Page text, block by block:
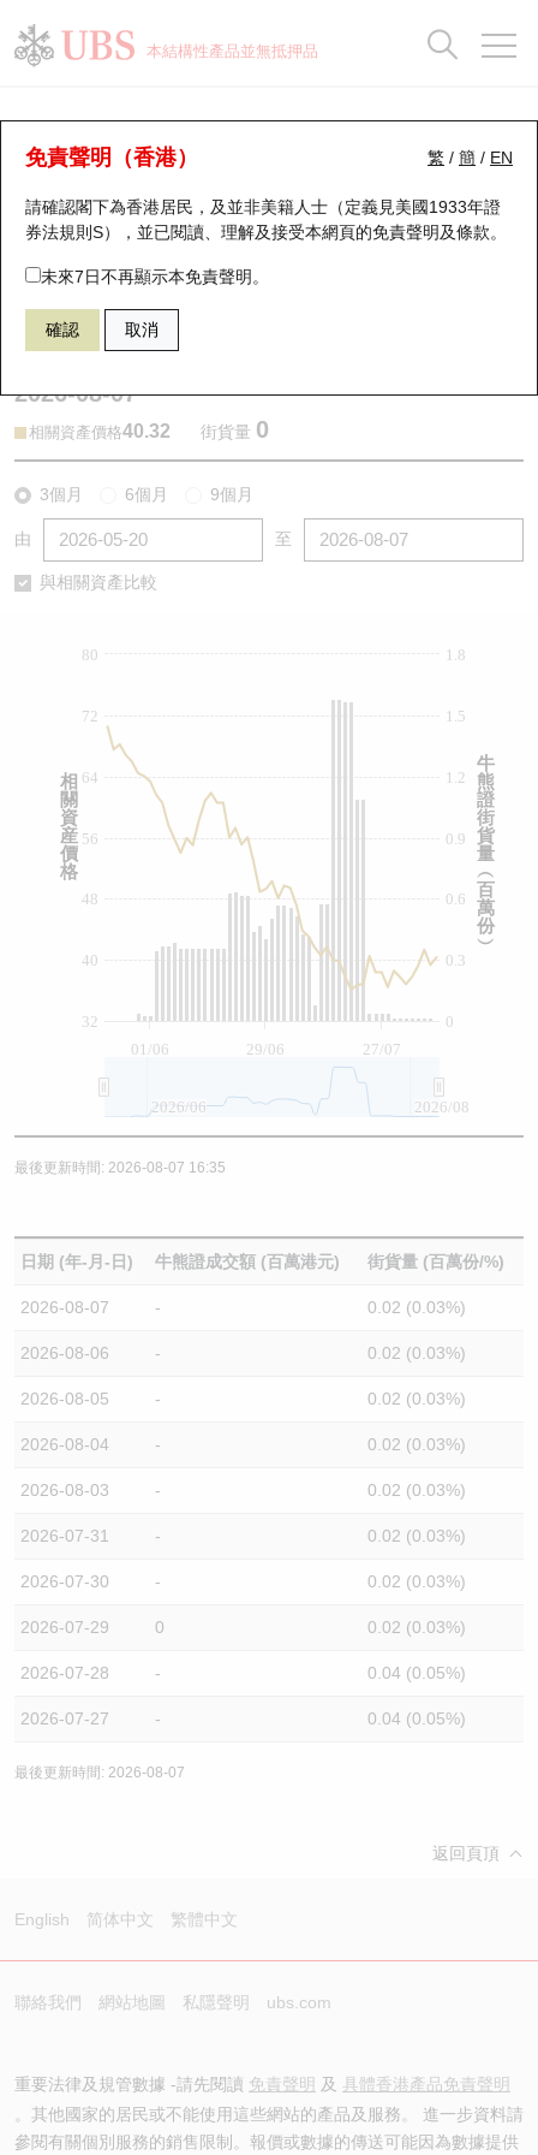
本結構性產品並無抵押品
繁 / 簡 / EN
免責聲明（香港）
請確認閣下為香港居民，及並非美籍人士（定義見美國1933年證
券法規則S），並已閱讀、理解及接受本網頁的免責聲明及條款。
未來7日不再顯示本免責聲明。
確認 取消
牛熊證分析儀
表現 街貨統計 比較
59492 瑞銀熊證 1772 贛鋒鋰業
2026-08-07
相關資產價格40.32 街貨量 0
3個月 6個月 9個月
由 至
與相關資產比較
01/06 29/06 27/07
0
0.3
0.6
0.9
1.2
1.5
1.8
32
40
48
56
64
72
80
2026/06 2026/08
牛
熊
證
街
貨
量
︵
百
萬
份
︶
相
關
資
産
價
格
最後更新時間: 2026-08-07 16:35
日期 (年-月-日) 牛熊證成交額 (百萬港元) 街貨量 (百萬份/%)
2026-08-07 - 0.02 (0.03%)
2026-08-06 - 0.02 (0.03%)
2026-08-05 - 0.02 (0.03%)
2026-08-04 - 0.02 (0.03%)
2026-08-03 - 0.02 (0.03%)
2026-07-31 - 0.02 (0.03%)
2026-07-30 - 0.02 (0.03%)
2026-07-29 0 0.02 (0.03%)
2026-07-28 - 0.04 (0.05%)
2026-07-27 - 0.04 (0.05%)
最後更新時間: 2026-08-07
返回頁頂
English 简体中文 繁體中文
聯絡我們 網站地圖 私隱聲明 ubs.com
重要法律及規管數據 -請先閱讀 免責聲明 及 具體香港產品免責聲明
。其他國家的居民或不能使用這些網站的產品及服務。 進一步資料請
參閱有關個別服務的銷售限制。報價或數據的傳送可能因為數據提供
瑞銀認股證一覽
新發行瑞銀認股證
即將到期認股證
認股證到期結算價查詢
認股證分析儀
認股證/牛熊證日誌
街貨統計
比較
牛熊全景快搜
牛熊證搜尋
牛熊證街貨分佈圖
正股牛熊證列表
新發行瑞銀牛熊證
牛熊證到期結算價查詢
牛熊證文件及公告
牛熊證文件及公告 (瑞信)
街貨統計
比較
十大升幅/跌幅
十大認股證成交分佈
十天股證佔大市成交
資金流
街貨統計
正股分析儀
二十大活躍股份
恒指成份股
國指成份股
科指成份股
中資ETFs溢價比較
收市競價變化
持股比重
顯示所有持股比重
每月輪證大市專題
輪證專欄
講座及教育短片
認股證投資者教育
牛熊證投資者教育